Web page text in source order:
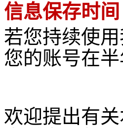
信息保存时间
若您持续使
您的账号在
欢迎提出有